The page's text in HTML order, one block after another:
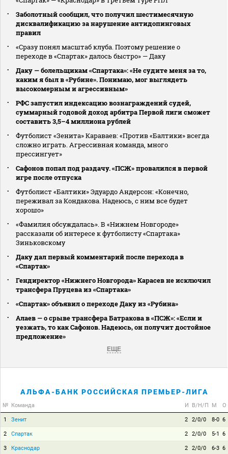
Заболотный сообщил, что получил шестимесячную
дисквалификацию за нарушение антидопинговых
правил
«Сразу понял масштаб клуба. Поэтому решение о
переходе в «Спартак» далось быстро» — Даку
Даку — болельщикам «Спартака»: «Не судите меня за то,
каким я был в «Рубине». Понимаю, мог выглядеть
высокомерным и агрессивным»
РФС запустил индексацию вознаграждений судей,
суммарный годовой доход арбитра Первой лиги сможет
составить 3,5–4 миллиона рублей
Футболист «Зенита» Караваев: «Против «Балтики» всегда
сложно играть. Агрессивная команда, много
прессингует»
Сафонов попал под раздачу. «ПСЖ» провалился в первой
игре после отпуска
Футболист «Балтики» Эдуардо Андерсон: «Конечно,
переживал за Кондакова. Надеюсь, с ним все будет
хорошо»
«Фамилия обсуждалась». В «Нижнем Новгороде»
рассказали об интересе к футболисту «Спартака»
Зиньковскому
Даку дал первый комментарий после перехода в
«Спартак»
Гендиректор «Нижнего Новгорода» Карасев не исключил
трансфера Пруцева из «Спартака»
«Спартак» объявил о переходе Даку из «Рубина»
Алаев — о срыве трансфера Батракова в «ПСЖ»: «Если и
уезжать, то как Сафонов. Надеюсь, он получит достойное
предложение»
ЕЩЕ
АЛЬФА-БАНК РОССИЙСКАЯ ПРЕМЬЕР-ЛИГА
№ Команда И В/Н/П М О
1 Зенит 2 2/0/0 8-0 6
2 Спартак 2 2/0/0 5-1 6
3 Краснодар 2 2/0/0 6-3 6